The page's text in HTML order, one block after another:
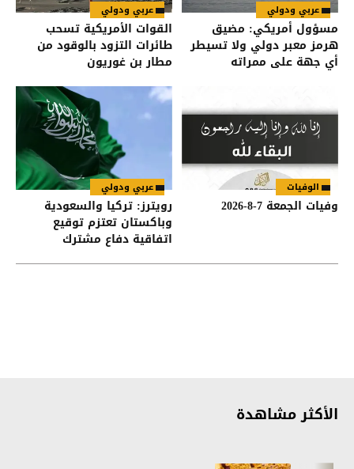
عربي ودولي
مسؤول أمريكي: مضيق
هرمز معبر دولي ولا تسيطر
أي جهة على ممراته
عربي ودولي
القوات الأمريكية تسحب
طائرات التزود بالوقود من
مطار بن غوريون
الوفيات
وفيات الجمعة 7-8-2026
عربي ودولي
رويترز: تركيا والسعودية
وباكستان تعتزم توقيع
اتفاقية دفاع مشترك
الأكثر مشاهدة